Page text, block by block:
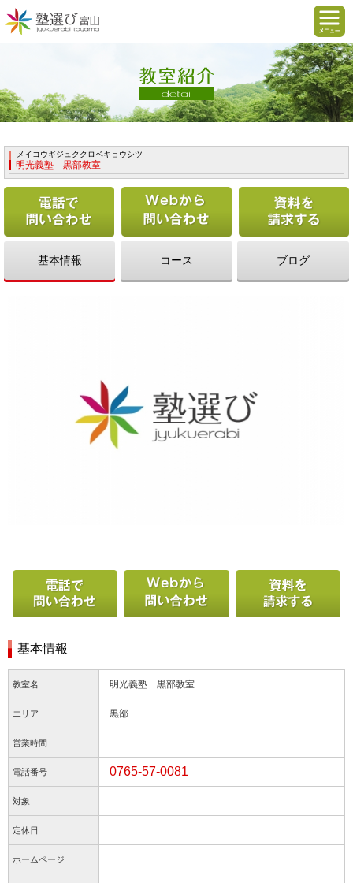
メイコウギジュククロベキョウシツ
明光義塾 黒部教室
電話で問い合わせる Webから問い合わせ
基本情報 コース ブログ
基本情報
教室名 明光義塾 黒部教室
エリア 黒部
営業時間
電話番号 0765-57-0081
対象
定休日
ホームページ